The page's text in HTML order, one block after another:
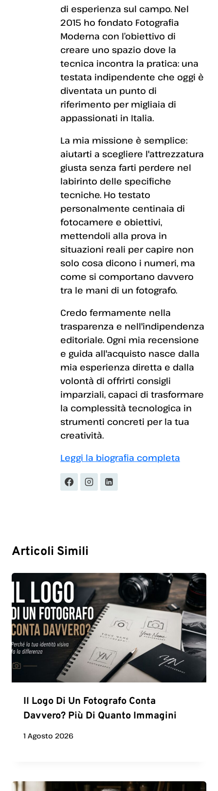
di esperienza sul campo. Nel
2015 ho fondato Fotografia
Moderna con l’obiettivo di
creare uno spazio dove la
tecnica incontra la pratica: una
testata indipendente che oggi è
diventata un punto di
riferimento per migliaia di
appassionati in Italia.
La mia missione è semplice:
aiutarti a scegliere l'attrezzatura
giusta senza farti perdere nel
labirinto delle specifiche
tecniche. Ho testato
personalmente centinaia di
fotocamere e obiettivi,
mettendoli alla prova in
situazioni reali per capire non
solo cosa dicono i numeri, ma
come si comportano davvero
tra le mani di un fotografo.
Credo fermamente nella
trasparenza e nell'indipendenza
editoriale. Ogni mia recensione
e guida all'acquisto nasce dalla
mia esperienza diretta e dalla
volontà di offrirti consigli
imparziali, capaci di trasformare
la complessità tecnologica in
strumenti concreti per la tua
creatività.
Leggi la biografia completa
Articoli Simili
Il Logo Di Un Fotografo Conta
Davvero? Più Di Quanto Immagini
1 Agosto 2026